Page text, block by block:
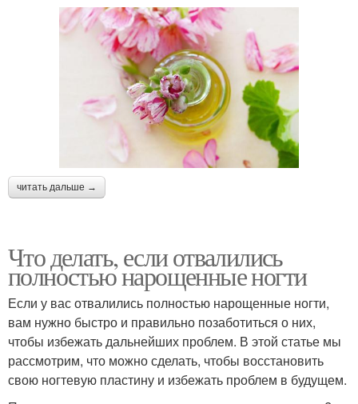
читать дальше →
Что делать, если отвалились
полностью нарощенные ногти
Если у вас отвалились полностью нарощенные ногти,
вам нужно быстро и правильно позаботиться о них,
чтобы избежать дальнейших проблем. В этой статье мы
рассмотрим, что можно сделать, чтобы восстановить
свою ногтевую пластину и избежать проблем в будущем.